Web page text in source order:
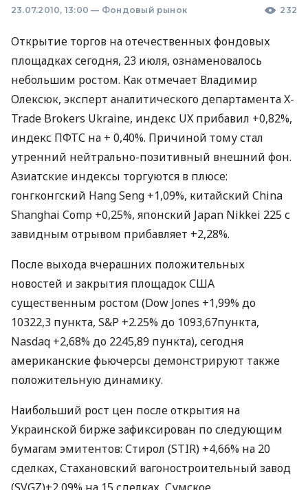
23.07.2010, 13:00 — Фондовый рынок 232
Открытие торгов на отечественных фондовых
площадках сегодня, 23 июля, ознаменовалось
небольшим ростом. Как отмечает Владимир
Олексюк, эксперт аналитического департамента X-
Trade Brokers Ukraine, индекс UX прибавил +0,82%,
индекс ПФТС на + 0,40%. Причиной тому стал
утренний нейтрально-позитивный внешний фон.
Азиатские индексы торгуются в плюсе:
гонгконгский Hang Seng +1,09%, китайский China
Shanghai Comp +0,25%, японский Japan Nikkei 225 с
завидным отрывом прибавляет +2,28%.
После выхода вчерашних положительных
новостей и закрытия площадок США
существенным ростом (Dow Jones +1,99% до
10322,3 пункта, S&P +2.25% до 1093,67пункта,
Nasdaq +2,68% до 2245,89 пункта), сегодня
американские фьючерсы демонстрируют также
положительную динамику.
Наибольший рост цен после открытия на
Украинской бирже зафиксирован по следующим
бумагам эмитентов: Стирол (STIR) +4,66% на 20
сделках, Стахановский вагоностроительный завод